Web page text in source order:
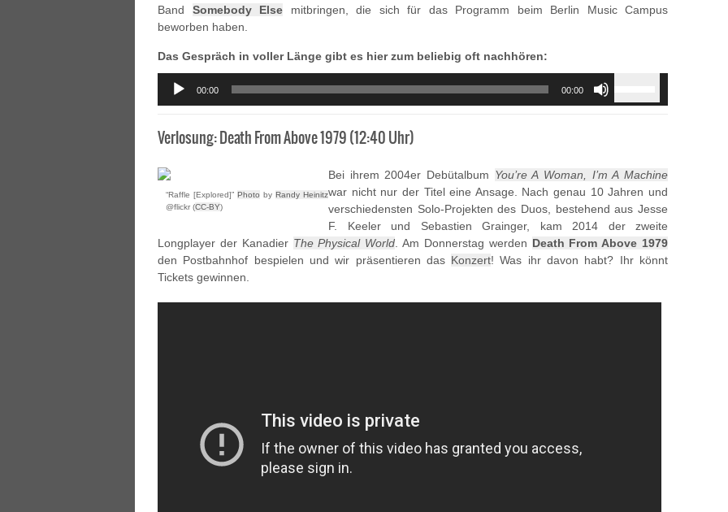
Band Somebody Else mitbringen, die sich für das Programm beim Berlin Music Campus
beworben haben.
Das Gespräch in voller Länge gibt es hier zum beliebig oft nachhören:
Audio
Player
00:00 00:00
or
decrease
volume.
Verlosung: Death From Above 1979 (12:40 Uhr)
“Raffle [Explored]” Photo by Randy Heinitz
@flickr (CC-BY)
Bei ihrem 2004er Debütalbum You’re A Woman, I’m A Machine
war nicht nur der Titel eine Ansage. Nach genau 10 Jahren und
verschiedensten Solo-Projekten des Duos, bestehend aus Jesse
F. Keeler und Sebastien Grainger, kam 2014 der zweite
Longplayer der Kanadier The Physical World . Am Donnerstag werden Death From Above 1979
den Postbahnhof bespielen und wir präsentieren das Konzert! Was ihr davon habt? Ihr könnt
Tickets gewinnen.